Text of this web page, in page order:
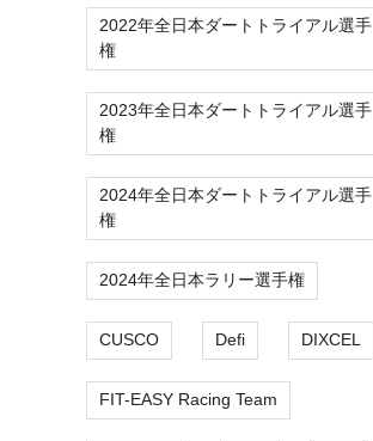
2022年全日本ダートトライアル選手
権
2023年全日本ダートトライアル選手
権
2024年全日本ダートトライアル選手
権
2024年全日本ラリー選手権
CUSCO Defi DIXCEL
FIT-EASY Racing Team